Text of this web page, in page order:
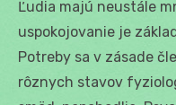
Ľudia majú neustále
uspokojovanie je
Potreby sa v zásade
rôznych stavov